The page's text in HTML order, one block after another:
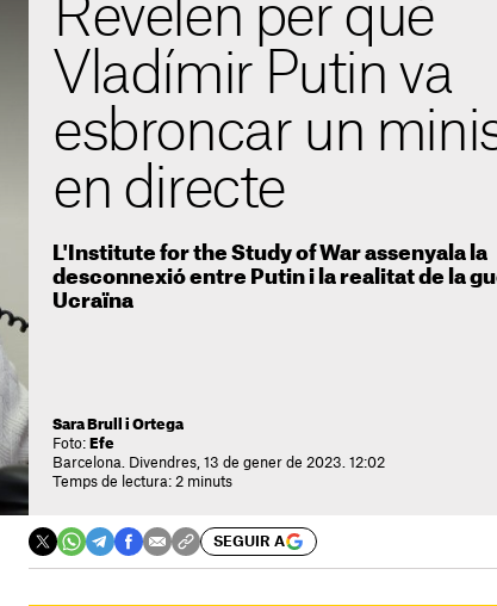
Revelen per què
Vladímir Putin va
esbroncar un
en directe
L'Institute for the Study of War assenyala la
desconnexió entre Putin i la realitat de la
Ucraïna
Sara Brull i Ortega
Foto: Efe
Barcelona. Divendres, 13 de gener de 2023. 12:02
Temps de lectura: 2 minuts
SEGUIR A